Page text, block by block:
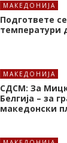
МАКЕДОНИЈА
Подгответе
температури
МАКЕДОНИЈА
СДСМ: За
Белгија – за
македонски